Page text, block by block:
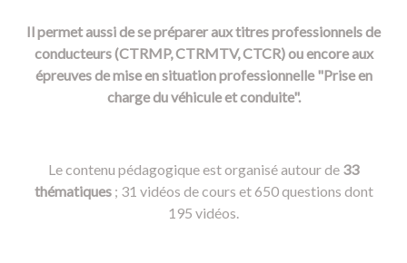
Il permet aussi de se préparer aux titres professionnels de
conducteurs (CTRMP, CTRMTV, CTCR) ou encore aux
épreuves de mise en situation professionnelle "Prise en
charge du véhicule et conduite".
Le contenu pédagogique est organisé autour de 33
thématiques; 31 vidéos de cours et 650 questions dont
195 vidéos.